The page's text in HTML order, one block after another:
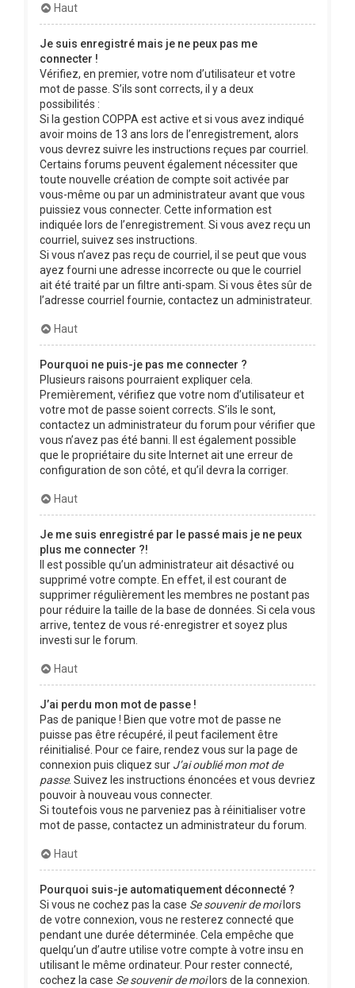
Haut
Je suis enregistré mais je ne peux pas me
connecter !
Vérifiez, en premier, votre nom d’utilisateur et votre
mot de passe. S’ils sont corrects, il y a deux
possibilités :
Si la gestion COPPA est active et si vous avez indiqué
avoir moins de 13 ans lors de l’enregistrement, alors
vous devrez suivre les instructions reçues par courriel.
Certains forums peuvent également nécessiter que
toute nouvelle création de compte soit activée par
vous-même ou par un administrateur avant que vous
puissiez vous connecter. Cette information est
indiquée lors de l’enregistrement. Si vous avez reçu un
courriel, suivez ses instructions.
Si vous n’avez pas reçu de courriel, il se peut que vous
ayez fourni une adresse incorrecte ou que le courriel
ait été traité par un filtre anti-spam. Si vous êtes sûr de
l’adresse courriel fournie, contactez un administrateur.
Haut
Pourquoi ne puis-je pas me connecter ?
Plusieurs raisons pourraient expliquer cela.
Premièrement, vérifiez que votre nom d’utilisateur et
votre mot de passe soient corrects. S’ils le sont,
contactez un administrateur du forum pour vérifier que
vous n’avez pas été banni. Il est également possible
que le propriétaire du site Internet ait une erreur de
configuration de son côté, et qu’il devra la corriger.
Haut
Je me suis enregistré par le passé mais je ne peux
plus me connecter ?!
Il est possible qu’un administrateur ait désactivé ou
supprimé votre compte. En effet, il est courant de
supprimer régulièrement les membres ne postant pas
pour réduire la taille de la base de données. Si cela vous
arrive, tentez de vous ré-enregistrer et soyez plus
investi sur le forum.
Haut
J’ai perdu mon mot de passe !
Pas de panique ! Bien que votre mot de passe ne
puisse pas être récupéré, il peut facilement être
réinitialisé. Pour ce faire, rendez vous sur la page de
connexion puis cliquez sur J’ai oublié mon mot de
passe. Suivez les instructions énoncées et vous devriez
pouvoir à nouveau vous connecter.
Si toutefois vous ne parveniez pas à réinitialiser votre
mot de passe, contactez un administrateur du forum.
Haut
Pourquoi suis-je automatiquement déconnecté ?
Si vous ne cochez pas la case Se souvenir de moilors
de votre connexion, vous ne resterez connecté que
pendant une durée déterminée. Cela empêche que
quelqu’un d’autre utilise votre compte à votre insu en
utilisant le même ordinateur. Pour rester connecté,
cochez la case Se souvenir de moilors de la connexion.